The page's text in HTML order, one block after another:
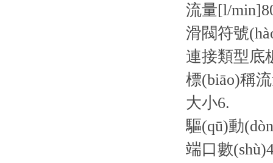
流量[l/min]
滑閥符號
連接類型底
標(biāo)稱
大小6.
驅(qū)動
端口數(shù)